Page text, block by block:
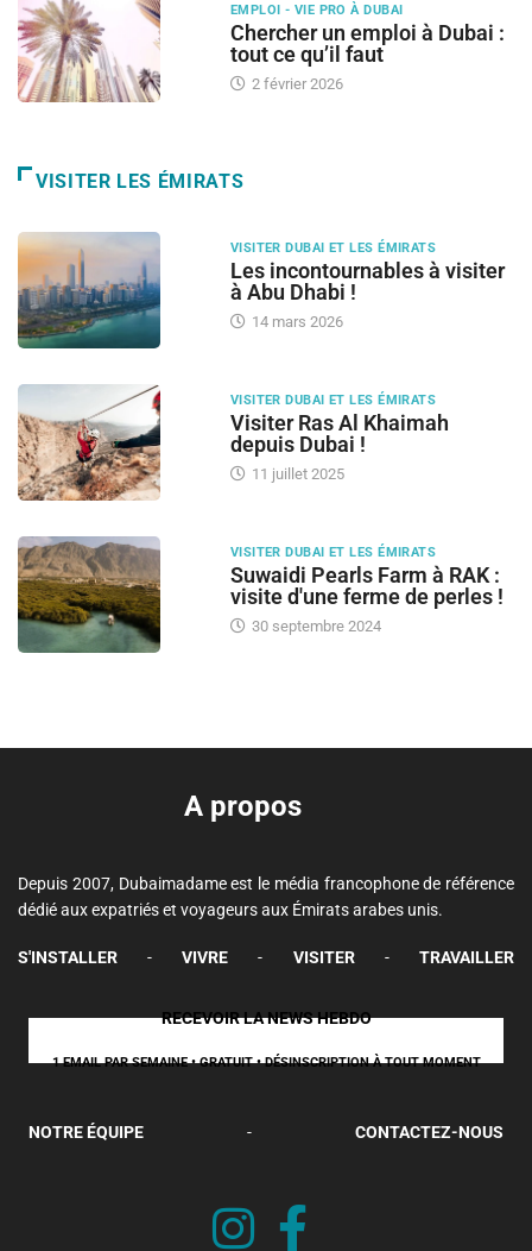
EMPLOI - VIE PRO À DUBAI
Chercher un emploi à Dubai :
tout ce qu’il faut
2 février 2026
VISITER LES ÉMIRATS
VISITER DUBAI ET LES ÉMIRATS
Les incontournables à visiter
à Abu Dhabi !
14 mars 2026
VISITER DUBAI ET LES ÉMIRATS
Visiter Ras Al Khaimah
depuis Dubai !
11 juillet 2025
VISITER DUBAI ET LES ÉMIRATS
Suwaidi Pearls Farm à RAK :
visite d'une ferme de perles !
30 septembre 2024
A propos
Depuis 2007, Dubaimadame est le média francophone de référence
dédié aux expatriés et voyageurs aux Émirats arabes unis.
S'INSTALLER - VIVRE - VISITER - TRAVAILLER
RECEVOIR LA NEWS HEBDO
1 EMAIL PAR SEMAINE • GRATUIT • DÉSINSCRIPTION À TOUT MOMENT
NOTRE ÉQUIPE - CONTACTEZ-NOUS